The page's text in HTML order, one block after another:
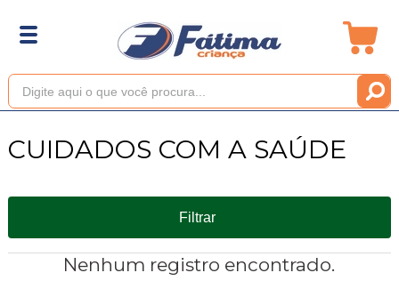
CUIDADOS COM A SAÚDE
Filtrar
Nenhum registro encontrado.